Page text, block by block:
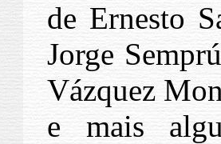
de Ernesto
Jorge
Vázquez
e mais